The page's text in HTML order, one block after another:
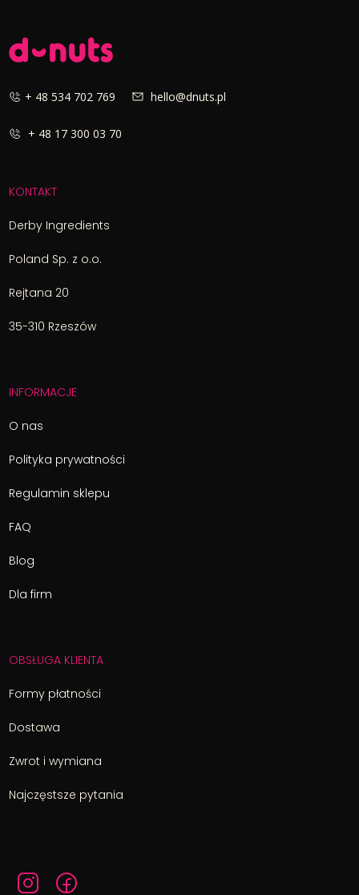
+ 48 534 702 769 hello@dnuts.pl
+ 48 17 300 03 70
KONTAKT
Derby Ingredients
Poland Sp. z o.o.
Rejtana 20
35-310 Rzeszów
INFORMACJE
O nas
Polityka prywatności
Regulamin sklepu
FAQ
Blog
Dla firm
OBSŁUGA KLIENTA
Formy płatności
Dostawa
Zwrot i wymiana
Najczęstsze pytania